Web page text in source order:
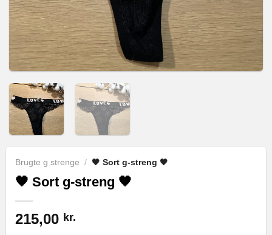
Brugte g strenge / 🖤 Sort g-streng 🖤
🖤 Sort g-streng 🖤
215,00 kr.